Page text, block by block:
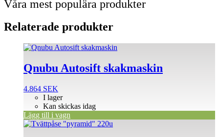
Våra mest populära produkter
Relaterade produkter
Qnubu Autosift skakmaskin
4.864 SEK
I lager
Kan skickas idag
Lägg till i vagn